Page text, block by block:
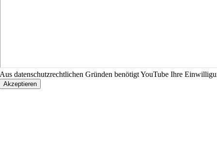
Aus datenschutzrechtlichen Gründen benötigt YouTube Ihre
Akzeptieren